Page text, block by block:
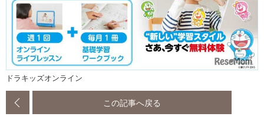
ドラキッズオンライン
この記事へ戻る